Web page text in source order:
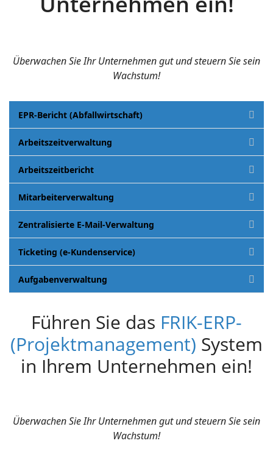
Überwachen Sie Ihr Unternehmen gut und steuern Sie sein
Wachstum!
EPR-Bericht (Abfallwirtschaft)
Arbeitszeitverwaltung
Arbeitszeitbericht
Mitarbeiterverwaltung
Zentralisierte E-Mail-Verwaltung
Ticketing (e-Kundenservice)
Aufgabenverwaltung
Führen Sie das FRIK-ERP-
(Projektmanagement) System
in Ihrem Unternehmen ein!
Überwachen Sie Ihr Unternehmen gut und steuern Sie sein
Wachstum!